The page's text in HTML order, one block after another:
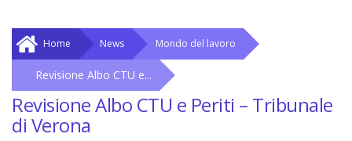
Home News Mondo del lavoro
Revisione Albo CTU e...
Revisione Albo CTU e Periti – Tribunale
di Verona